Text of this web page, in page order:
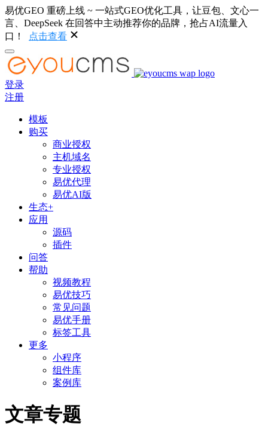
易优GEO 重磅上线 ~ 一站式GEO优化工具，让豆包、文心一
言、DeepSeek 在回答中主动推荐你的品牌，抢占AI流量入
口！
点击查看
登录
注册
模板
购买
商业授权
主机域名
专业授权
易优代理
易优AI版
生态+
应用
源码
插件
问答
帮助
视频教程
易优技巧
常见问题
易优手册
标签工具
更多
小程序
组件库
案例库
文章专题